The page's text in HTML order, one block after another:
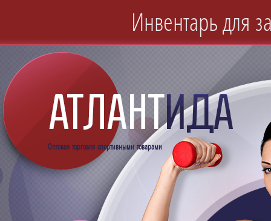
Инвентарь для
Оптовая торговля спортивными товарами